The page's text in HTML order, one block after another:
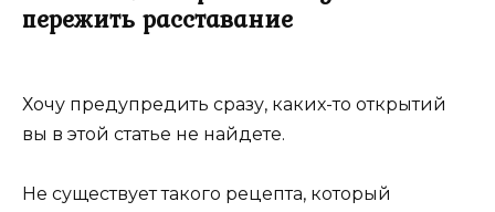
пережить расставание
Хочу предупредить сразу, каких-то открытий
вы в этой статье не найдете.
Не существует такого рецепта, который